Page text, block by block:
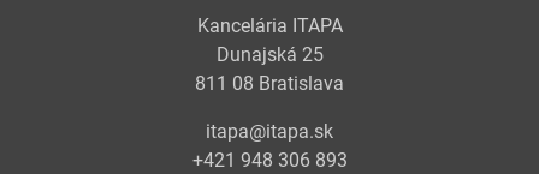
Kancelária ITAPA
Dunajská 25
811 08 Bratislava
itapa@itapa.sk
+421 948 306 893